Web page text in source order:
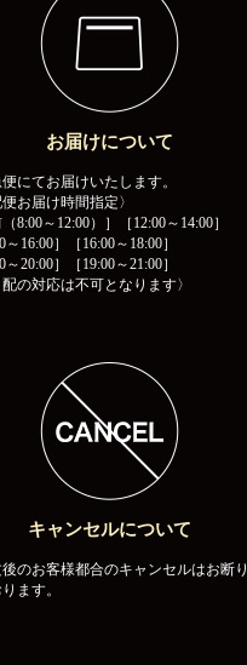
お届けについて
にてお届けいたします。
便お届け時間指定〉
（8:00～12:00）］［12:00～14:00］
～16:00］［16:00～18:00］
～20:00］［19:00～21:00］
配の対応は不可となります〉
キャンセルについて
のお客様都合のキャンセルはお断り
ます。